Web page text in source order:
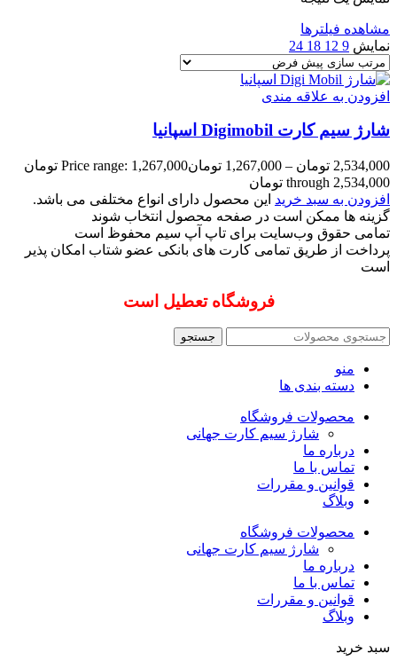
مشاهده فیلترها
نمایش 9
12
18
24
افزودن به علاقه مندی
شارژ سیم کارت Digimobil اسپانیا
2,534,000 تومان –
1,267,000 تومان
Price range: 1,267,000 تومان
through 2,534,000 تومان
افزودن به سبد خرید این محصول دارای انواع مختلفی می باشد.
گزینه ها ممکن است در صفحه محصول انتخاب شوند
تمامی حقوق وب‌سایت برای تاپ آپ سیم محفوظ است
پرداخت از طریق تمامی کارت های بانکی عضو شتاب امکان پذیر
است
فروشگاه تعطیل است
جستجو
منو
دسته بندی ها
محصولات فروشگاه
شارژ سیم کارت جهانی
درباره ما
تماس با ما
قوانین و مقررات
وبلاگ
محصولات فروشگاه
شارژ سیم کارت جهانی
درباره ما
تماس با ما
قوانین و مقررات
وبلاگ
سبد خرید